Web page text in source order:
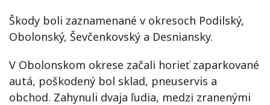
Škody boli zaznamenané v okresoch Podilský,
Obolonský, Ševčenkovský a Desniansky.
V Obolonskom okrese začali horieť zaparkované
autá, poškodený bol sklad, pneuservis a
obchod. Zahynuli dvaja ľudia, medzi zranenými